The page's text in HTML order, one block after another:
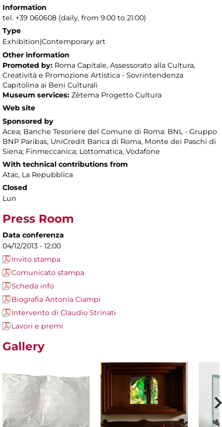
Information
tel. +39 060608 (daily, from 9:00 to 21:00)
Type
Exhibition|Contemporary art
Other information
Promoted by: Roma Capitale, Assessorato alla Cultura,
Creatività e Promozione Artistica - Sovrintendenza
Capitolina ai Beni Culturali
Museum services: Zètema Progetto Cultura
Web site
Sponsored by
Acea; Banche Tesoriere del Comune di Roma: BNL - Gruppo
BNP Paribas, UniCredit Banca di Roma, Monte dei Paschi di
Siena; Finmeccanica; Lottomatica, Vodafone
With technical contributions from
Atac, La Repubblica
Closed
Lun
Press Room
Data conferenza
04/12/2013 - 12:00
Invito stampa
Comunicato stampa
Scheda info
Biografia Antonia Ciampi
Intervento di Claudio Strinati
Lavori e premi
Gallery